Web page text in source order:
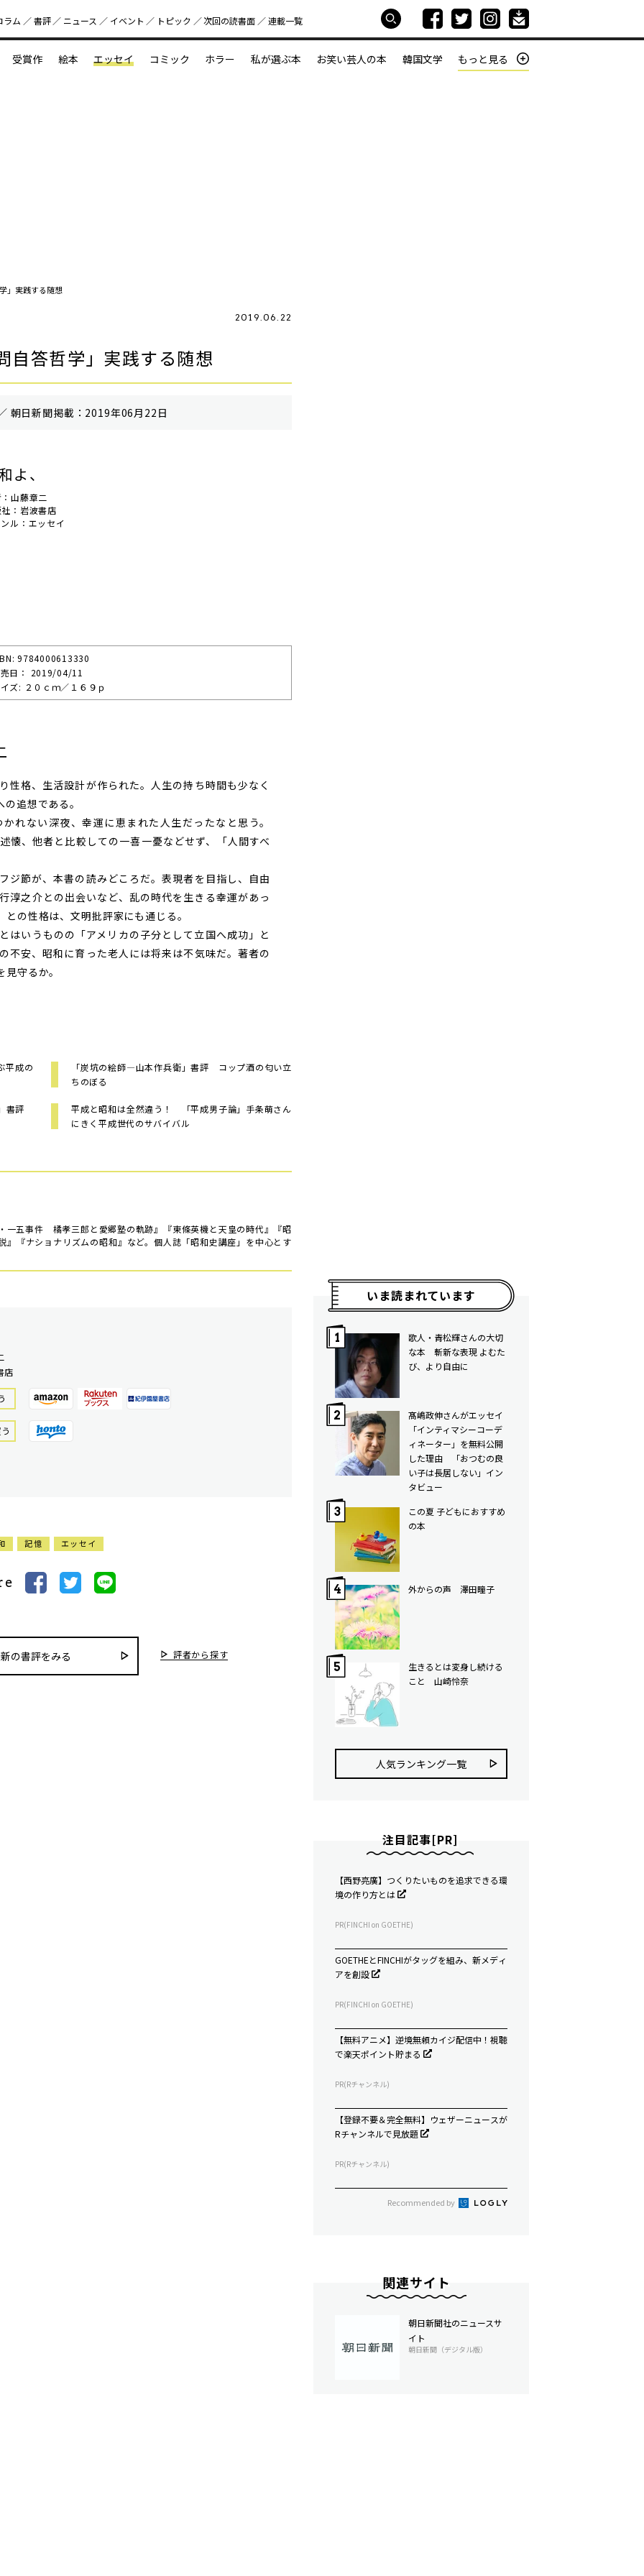
好書好日
ラム 書評 ニュース イベント トピック 次回の読書⾯ 連載一覧
受賞作 絵本 エッセイ コミック ホラー 私が選ぶ本 お笑い芸人の本 韓国文学 もっと見る
」実践する随想
2019.06.22
自答哲学」実践する随想
朝⽇新聞掲載：2019年06月22日
よ、
山藤章二
：岩波書店
ル：エッセイ
9784000613330
⽇： 2019/04/11
ズ: ２０ｃｍ／１６９ｐ
格、生活設計が作られた。人生の持ち時間も少なく
追想である。
れない深夜、幸運に恵まれた人生だったなと思う。
懐、他者と比較しての一喜一憂などせず、「人間すべ
ジ節が、本書の読みどころだ。表現者を目指し、自由
淳之介との出会いなど、乱の時代を生きる幸運があっ
の性格は、文明批評家にも通じる。
はいうものの「アメリカの子分として立国へ成功」と
不安、昭和に育った老人には将来は不気味だ。著者の
守るか。
平成の
「炭坑の絵師―山本作兵衛」書評 コップ酒の匂い立
ちのぼる
書評
平成と昭和は全然違う！ 「平成男子論」手条萌さん
にきく平成世代のサバイバル
一五事件 橘孝三郎と愛郷塾の軌跡』『東條英機と天皇の時代』『昭
』『ナショナリズムの昭和』など。個人誌「昭和史講座」を中心とす
店
記憶 エッセイ
の書評をみる 評者から探す
いま読まれています
歌人・青松輝さんの大切
な本 斬新な表現 よむた
び、より自由に
髙嶋政伸さんがエッセイ
「インティマシーコーデ
ィネーター」を無料公開
した理由 「おつむの良
い子は長居しない」イン
タビュー
この夏 子どもにおすすめ
の本
外からの声 澤田瞳子
生きるとは変身し続ける
こと 山崎怜奈
人気ランキング⼀覧
注目記事[PR]
【西野亮廣】つくりたいものを追求できる環
境の作り方とは
PR(FINCHI on GOETHE)
GOETHEとFINCHIがタッグを組み、新メディ
アを創設
PR(FINCHI on GOETHE)
【無料アニメ】逆境無頼カイジ配信中！視聴
で楽天ポイント貯まる
PR(Rチャンネル)
【登録不要＆完全無料】ウェザーニュースが
Rチャンネルで見放題
PR(Rチャンネル)
Recommended by
関連サイト
朝日新聞社のニュースサ
イト
朝日新聞（デジタル版）